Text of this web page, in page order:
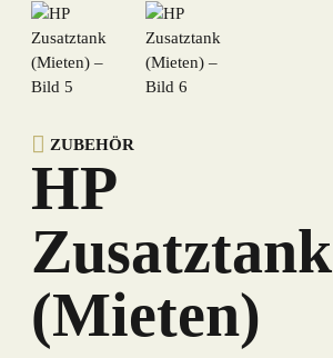
ZUBEHÖR
HP
Zusatztank
(Mieten)